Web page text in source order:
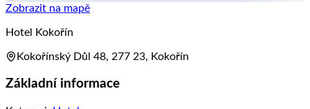
Zobrazit na mapě
Hotel Kokořín
Kokořínský Důl 48, 277 23, Kokořín
Základní informace